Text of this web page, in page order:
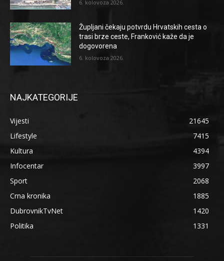
6. kolovoza 2026.
Župljani čekaju potvrdu Hrvatskih cesta o
trasi brze ceste, Franković kaže da je
dogovorena
6. kolovoza 2026.
NAJKATEGORIJE
Vijesti
21645
Lifestyle
7415
Kultura
4394
Infocentar
3997
Sport
2068
Crna kronika
1885
DubrovnikTvNet
1420
Politika
1331